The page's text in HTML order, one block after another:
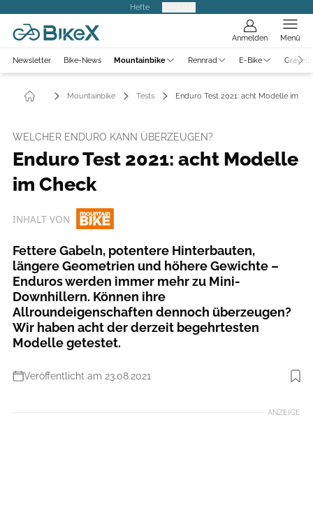
Hefte
Anmelden Menü
Newsletter Bike-News Mountainbike Rennrad E-Bike
Mountainbike Tests Enduro Test 2021: acht Modelle im
WELCHER ENDURO KANN ÜBERZEUGEN?
Enduro Test 2021: acht Modelle
im Check
INHALT VON
Fettere Gabeln, potentere Hinterbauten,
längere Geometrien und höhere Gewichte –
Enduros werden immer mehr zu Mini-
Downhillern. Können ihre
Allroundeigenschaften dennoch überzeugen?
Wir haben acht der derzeit begehrtesten
Modelle getestet.
Veröffentlicht am 23.08.2021
Foto: Dennis Stratmann
ANZEIGE